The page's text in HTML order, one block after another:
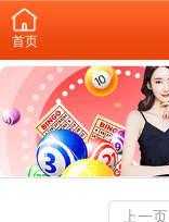
首页
上一页